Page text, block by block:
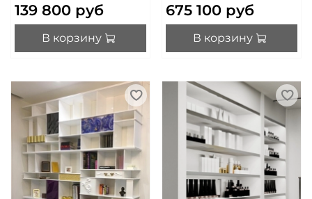
139 800 руб
В корзину
675 100 руб
В корзину